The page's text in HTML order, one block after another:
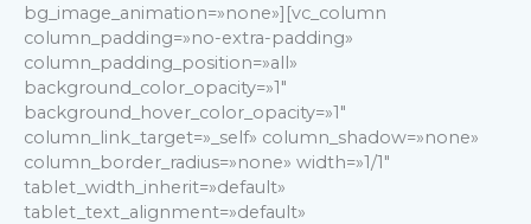
bg_image_animation=»none»][vc_column
column_padding=»no-extra-padding»
column_padding_position=»all»
background_color_opacity=»1″
background_hover_color_opacity=»1″
column_link_target=»_self» column_shadow=»none»
column_border_radius=»none» width=»1/1″
tablet_width_inherit=»default»
tablet_text_alignment=»default»